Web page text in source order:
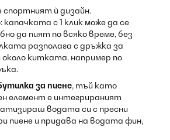
спортният ѝ дизайн.
с 1 клик може да се
да пият по всяко време, без
разполага с дръжка за
китката, например по
за пиене, тъй като
елемент е интегрираният
водата си с пресни
пиене и придава на водата фин,